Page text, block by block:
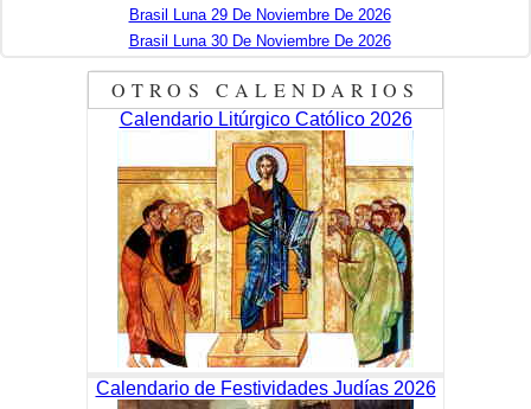
Brasil Luna 29 De Noviembre De 2026
Brasil Luna 30 De Noviembre De 2026
OTROS CALENDARIOS
Calendario Litúrgico Católico 2026
Calendario de Festividades Judías 2026